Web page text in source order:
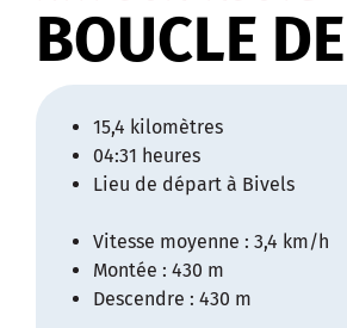
BOUCLE
15,4 kilomètres
04:31 heures
Lieu de départ à Bivels
Vitesse moyenne : 3,4 km/h
Montée : 430 m
Descendre : 430 m